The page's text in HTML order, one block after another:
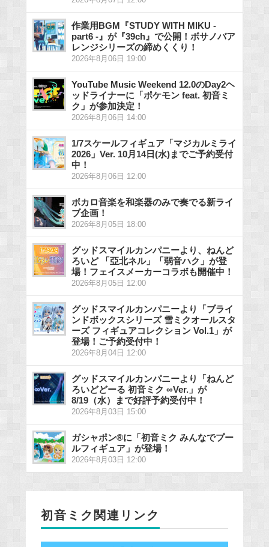
作業用BGM『STUDY WITH MIKU -
part6 -』が『39ch』で公開！ボサノバア
レンジシリーズの締めくくり！
2026年8月06日 19:00
YouTube Music Weekend 12.0のDay2ヘ
ッドライナーに「ポケモン feat. 初音ミ
ク」が参加決定！
2026年8月06日 14:00
1/7スケールフィギュア「マジカルミライ
2026」Ver. 10月14日(水)までご予約受付
中！
2026年8月06日 12:00
ボカロ音楽を和楽器のみで奏でる新ライ
ブ企画！
2026年8月05日 18:00
グッドスマイルカンパニーより、ねんど
ろいど 「亞北ネル」「弱音ハク」が登
場！フェイスメーカーコラボも開催中！
2026年8月05日 12:00
グッドスマイルカンパニーより「ブライ
ンドボックスシリーズ 雪ミクオールスタ
ーズ フィギュアコレクション Vol.1」が
登場！ご予約受付中！
2026年8月04日 12:00
グッドスマイルカンパニーより「ねんど
ろいどどーる 初音ミク ∞Ver.」が
8/19（水）まで好評予約受付中！
2026年8月03日 15:00
ガシャポン®に「初音ミク みんなでプー
ルフィギュア」が登場！
2026年8月03日 12:00
初音ミク関連リンク